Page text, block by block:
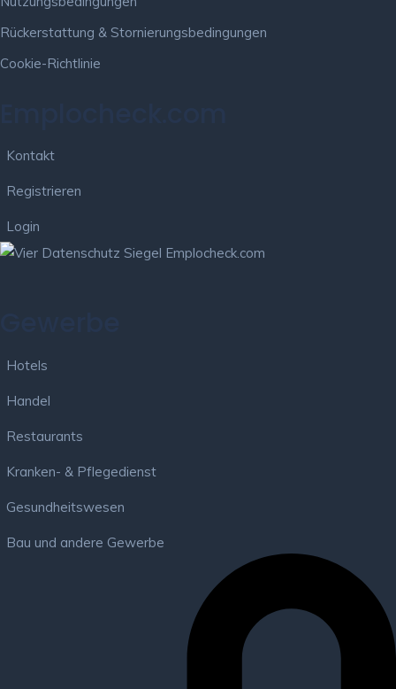
Rückerstattung & Stornierungsbedingungen
Cookie-Richtlinie
Kontakt
Registrieren
Login
Hotels
Handel
Restaurants
Kranken- & Pflegedienst
Gesundheitswesen
Bau und andere Gewerbe